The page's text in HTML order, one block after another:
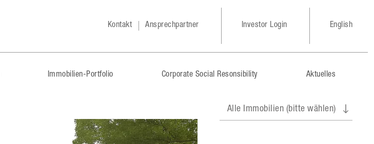
Kontakt Ansprechpartner Investor Login English
Immobilien-Portfolio Corporate Social Resonsibility Aktuelles